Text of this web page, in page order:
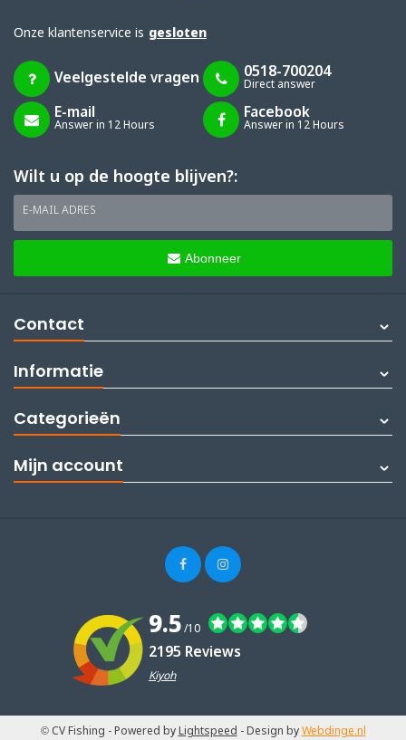
Onze klantenservice is gesloten
Veelgestelde vragen 0518-700204
Direct answer
E-mail
Answer in 12 Hours
Facebook
Answer in 12 Hours
Wilt u op de hoogte blijven?:
E-MAIL ADRES
Abonneer
Contact
Informatie
Categorieën
Mijn account
9.5/10
2195 Reviews
Kiyoh
© CV Fishing - Powered byLightspeed - Design byWebdinge.nl